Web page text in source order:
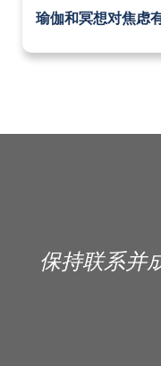
瑜伽和冥想对焦虑
保持联系并